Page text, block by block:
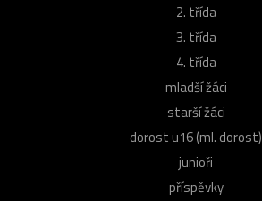
2. třída
3. třída
4. třída
mladší žáci
starší žáci
dorost u16 (ml. dorost)
junioři
příspěvky